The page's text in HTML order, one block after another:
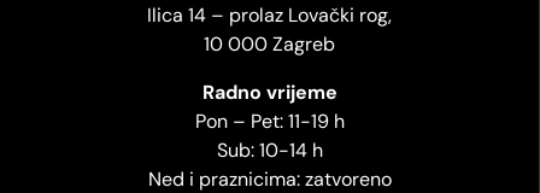
Ilica 14 – prolaz Lovački rog,
10 000 Zagreb
Radno vrijeme
Pon – Pet: 11-19 h
Sub: 10-14 h
Ned i praznicima: zatvoreno